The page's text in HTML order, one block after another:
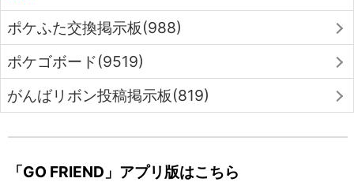
ポケふた交換掲示板(988)
ポケゴボード(9519)
がんばリボン投稿掲示板(819)
「GO FRIEND」アプリ版はこちら